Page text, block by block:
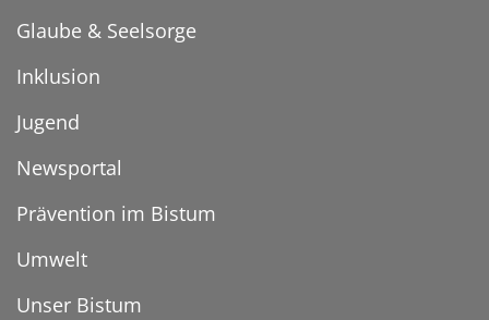
Glaube & Seelsorge
Inklusion
Jugend
Newsportal
Prävention im Bistum
Umwelt
Unser Bistum